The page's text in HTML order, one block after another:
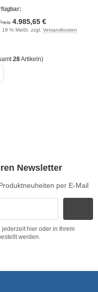
4.985,65 €
19 % MwSt. zzgl. Versandkosten
28Artikeln)
Newsletter
per E-Mail
jederzeit hier oder in Ihrem
werden.